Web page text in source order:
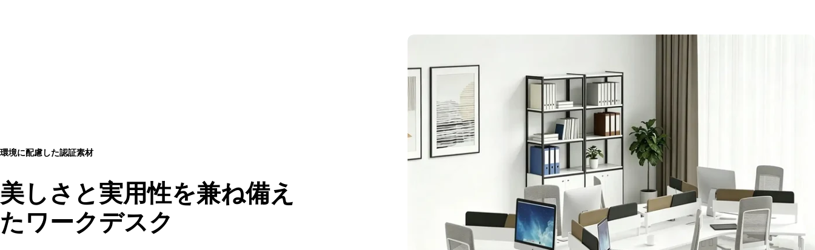
人気のラベル カスタマイズ オフィス家具 新規利用者割引
機能のアップグレード，お手頃価格，家具組立代行サービス 大口注文も承っております
環境に配慮した認証素材
美しさと実用性を兼ね備え
たワークデスク